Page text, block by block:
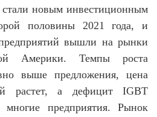
новым инвестиционным
половины 2021 года, и
вышли на рынки
Америки. Темпы роста
выше предложения, цена
растет, а дефицит IGBT
многие предприятия. Рынок